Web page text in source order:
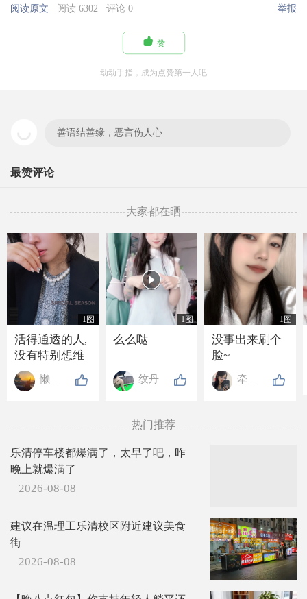
阅读原文 阅读 6302 评论 0 举报
 赞
动动手指，成为点赞第一人吧
善语结善缘，恶言伤人心
最赞评论
大家都在晒
1图
活得通透的人,
没有特别想维
持的关系, 也没
有特别想要的
吃亏也懒得计
较.
懒懒de高贵
1图

么么哒
纹丹
1图
没事出来刷个
脸~
牵牵手
热门推荐
乐清停车楼都爆满了，太早了吧，昨
晚上就爆满了
2026-08-08
建议在温理工乐清校区附近建议美食
街
2026-08-08